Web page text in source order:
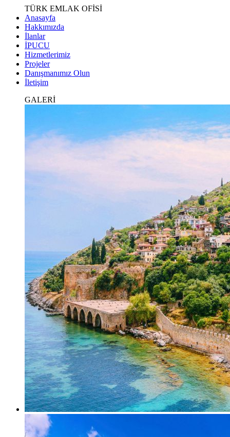
TÜRK EMLAK OFİSİ
Anasayfa
Hakkımızda
İlanlar
İPUCU
Hizmetlerimiz
Projeler
Danışmanımız Olun
İletişim
GALERİ